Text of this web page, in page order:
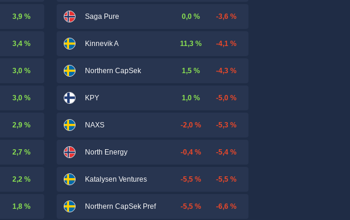
3,9 %
3,4 %
3,0 %
3,0 %
2,9 %
2,7 %
2,2 %
1,8 %
Saga Pure 0,0 % -3,6 %
Kinnevik A 11,3 % -4,1 %
Northern CapSek 1,5 % -4,3 %
KPY 1,0 % -5,0 %
NAXS -2,0 % -5,3 %
North Energy -0,4 % -5,4 %
Katalysen Ventures -5,5 % -5,5 %
Northern CapSek Pref -5,5 % -6,6 %